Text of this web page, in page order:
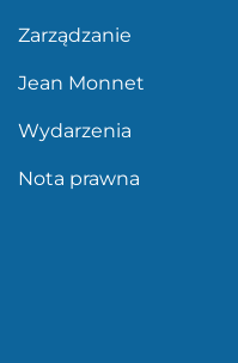
Zarządzanie
Jean Monnet
Wydarzenia
Nota prawna